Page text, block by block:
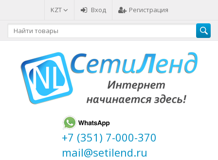
KZT Вход Регистрация
+7 (351) 7-000-370
mail@setilend.ru